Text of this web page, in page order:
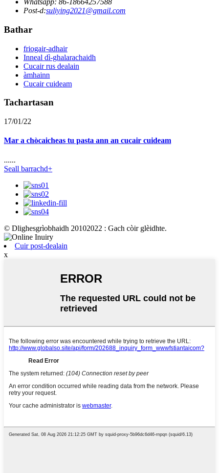
Whatsapp: 86-18664257588
Post-d:suliying2021@gmail.com
Bathar
friogair-adhair
Inneal dì-ghalarachaidh
Cucair rus dealain
àmhainn
Cucair cuideam
Tachartasan
17/01/22
Mar a chòcaicheas tu pasta ann an cucair cuideam
......
Seall barrachd+
© Dlighesgrìobhaidh 20102022 : Gach còir glèidhte.
Cuir post-dealain
x